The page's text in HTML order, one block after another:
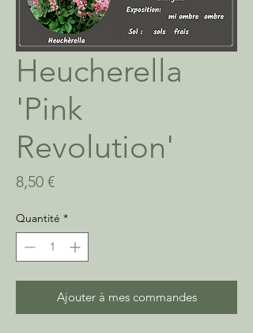
Heucherella
'Pink
Revolution'
8,50 €Prix
Quantité *
Ajouter à mes commandes